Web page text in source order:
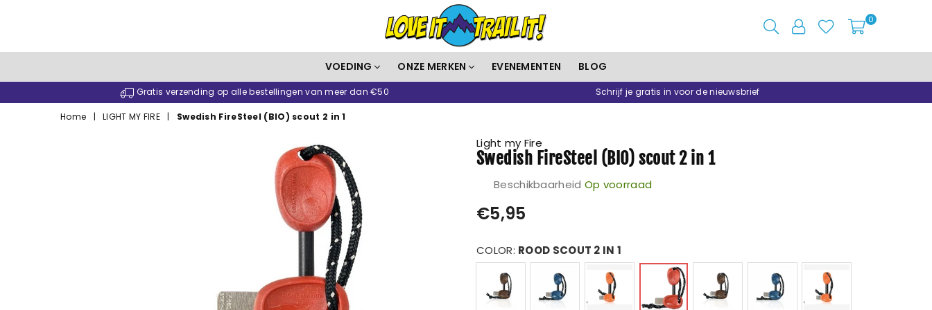
Love
It
Trail
0
VOEDING ONZE MERKEN EVENEMENTEN BLOG
Gratis verzending op alle bestellingen van meer dan €50 Schrijf je gratis in voor de nieuwsbrief
Home | LIGHT MY FIRE | Swedish FireSteel (BIO) scout 2 in 1
Light my Fire
Swedish FireSteel (BIO) scout 2 in 1
Beschikbaarheid Op voorraad
Prijs
€5,95
COLOR: ROOD SCOUT 2 IN 1